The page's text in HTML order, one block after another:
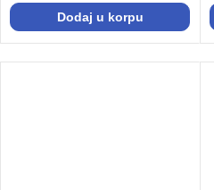
Dodaj u korpu